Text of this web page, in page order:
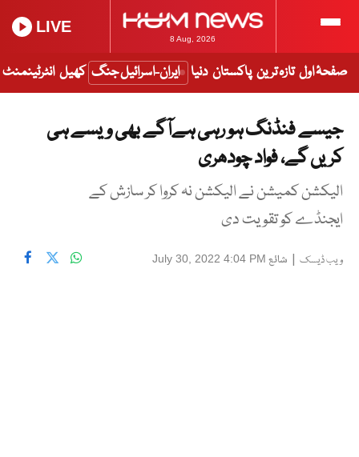
8 Aug, 2026
LIVE
صفحۂ اول تازہ ترین پاکستان دنیا ایران-اسرائیل جنگ کھیل انٹرٹینمنٹ
جیسے فنڈنگ ہو رہی ہےآگے بھی ویسے ہی
کریں گے، فواد چودھری
الیکشن کمیشن نے الیکشن نہ کروا کر سازش کے
ایجنڈے کو تقویت دی
ویب ڈیسک | شائع July 30, 2022 4:04 PM